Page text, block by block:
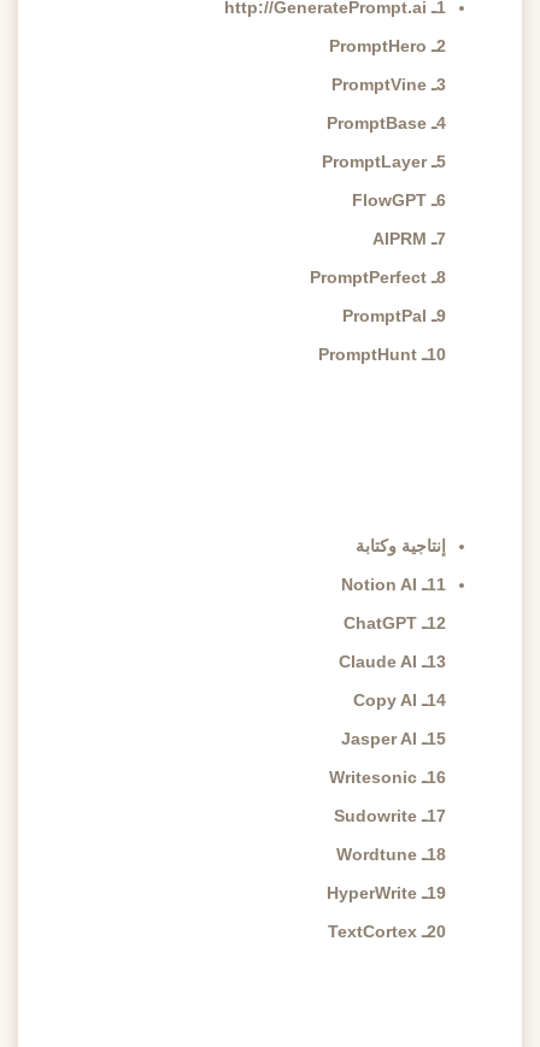
1ـ http://GeneratePrompt.ai
2ـ PromptHero
3ـ PromptVine
4ـ PromptBase
5ـ PromptLayer
6ـ FlowGPT
7ـ AIPRM
8ـ PromptPerfect
9ـ PromptPal
10ـ PromptHunt
إنتاجية وكتابة
11ـ Notion AI
12ـ ChatGPT
13ـ Claude AI
14ـ Copy AI
15ـ Jasper AI
16ـ Writesonic
17ـ Sudowrite
18ـ Wordtune
19ـ HyperWrite
20ـ TextCortex